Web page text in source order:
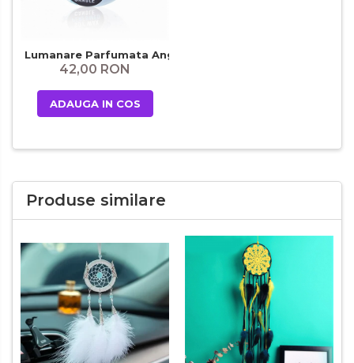
Lumanare Parfumata Angel Unicorn
42,00 RON
ADAUGA IN COS
Produse similare